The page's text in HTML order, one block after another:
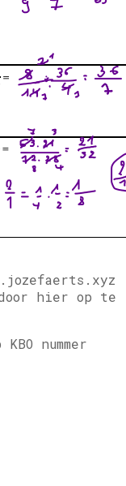
hier op te
nummer